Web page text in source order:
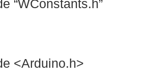
“WConstants.h”
<Arduino.h>